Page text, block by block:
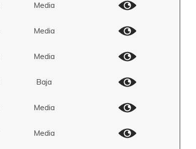
Media
Media
Media
Baja
Media
Media